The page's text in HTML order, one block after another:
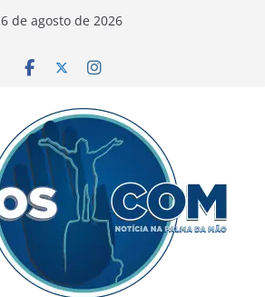
6 de agosto de 2026